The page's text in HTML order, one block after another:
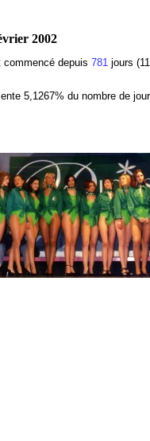
2002
depuis 781jours
5,1267% du nombre de